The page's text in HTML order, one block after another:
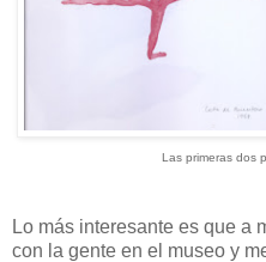
Las primeras dos
Lo más interesante es que a
con la gente en el museo y